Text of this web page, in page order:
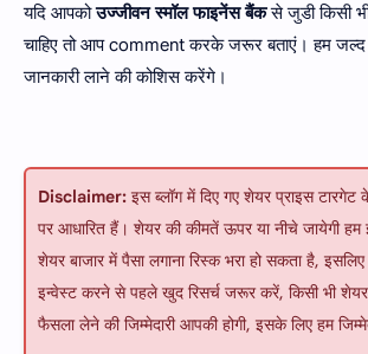
यदि आपकोउज्जीवन स्मॉल फाइनेंस बैंक से जुडी किसी
चाहिए तो आप comment करके जरूर बताएं। हम
जानकारी लाने की कोशिस करेंगे।
Disclaimer: इस ब्लॉग में दिए गए शेयर प्राइस
पर आधारित हैं। शेयर की कीमतें ऊपर या नीचे जायेगी हम
शेयर बाजार में पैसा लगाना रिस्क भरा हो सकता है,
इन्वेस्ट करने से पहले खुद रिसर्च जरूर करें, किसी भी
फैसला लेने की जिम्मेदारी आपकी होगी, इसके लिए हम